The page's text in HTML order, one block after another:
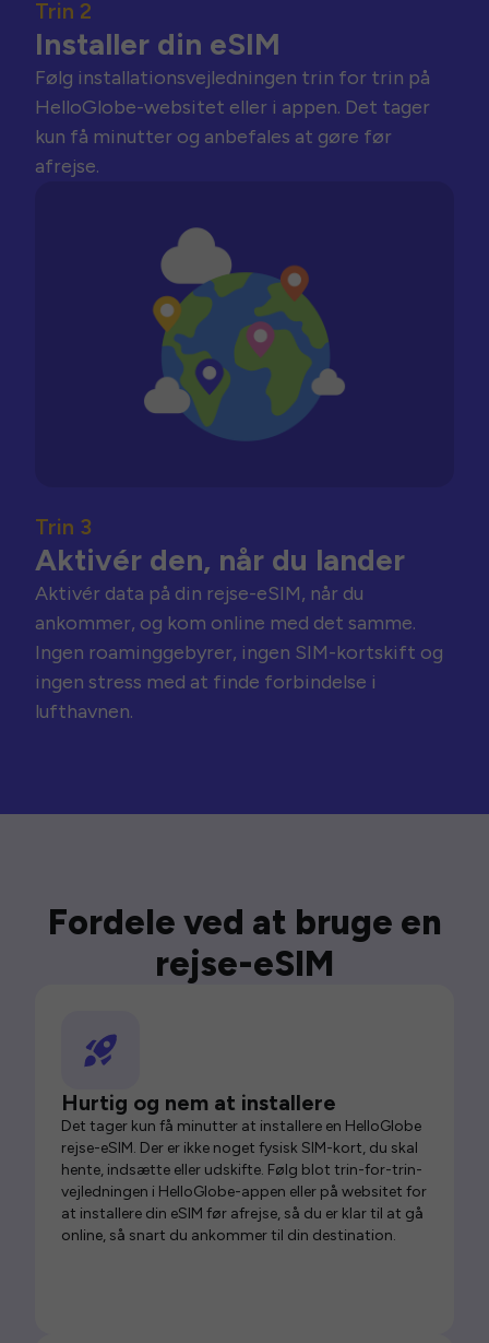
Trin 2
Installer din eSIM
Følg installationsvejledningen trin for trin på
HelloGlobe-websitet eller i appen. Det tager
kun få minutter og anbefales at gøre før
afrejse.
Trin 3
Aktivér den, når du lander
Aktivér data på din rejse-eSIM, når du
ankommer, og kom online med det samme.
Ingen roaminggebyrer, ingen SIM-kortskift og
ingen stress med at finde forbindelse i
lufthavnen.
Fordele ved at bruge en
rejse-eSIM
Hurtig og nem at installere
Det tager kun få minutter at installere en HelloGlobe
rejse-eSIM. Der er ikke noget fysisk SIM-kort, du skal
hente, indsætte eller udskifte. Følg blot trin-for-trin-
vejledningen i HelloGlobe-appen eller på websitet for
at installere din eSIM før afrejse, så du er klar til at gå
online, så snart du ankommer til din destination.